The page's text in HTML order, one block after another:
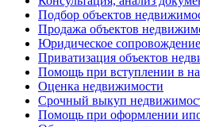
Подбор объектов
Продажа объектов
Юридическое
Приватизация объектов
Помощь при вступлении в
Оценка недвижимости
Срочный выкуп
Помощь при оформлении